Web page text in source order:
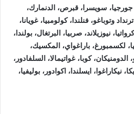
جورجيا، سويسرا، قبرص، الدنمارك،
وتوباغو، فنلندا، كولومبيا، غويانا،
نيوزيلاند، صربيا، البرتغال، بولندا،
لكسمبورغ، باراغواي، المكسيك،
كوبا، غواتيمالا، السلفادور،
نيكاراغوا، ايسلندا، اكوادور، بوليفيا،